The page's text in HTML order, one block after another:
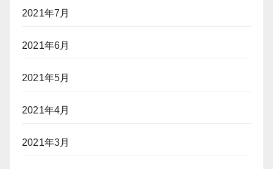
2021年7月
2021年6月
2021年5月
2021年4月
2021年3月